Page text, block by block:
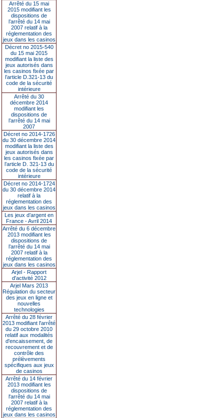
Arrêté du 15 mai
2015 modifiant les
dispositions de
l’arrêté du 14 mai
2007 relatif à la
réglementation des
jeux dans les casinos
Décret no 2015-540
du 15 mai 2015
modifiant la liste des
jeux autorisés dans
les casinos fixée par
l’article D.321-13 du
code de la sécurité
intérieure
Arrêté du 30
décembre 2014
modifiant les
dispositions de
l’arrêté du 14 mai
2007
Décret no 2014-1726
du 30 décembre 2014
modifiant la liste des
jeux autorisés dans
les casinos fixée par
l’article D. 321-13 du
code de la sécurité
intérieure
Décret no 2014-1724
du 30 décembre 2014
relatif à la
réglementation des
jeux dans les casinos
Les jeux d’argent en
France - Avril 2014
Arrêté du 6 décembre
2013 modifiant les
dispositions de
l’arrêté du 14 mai
2007 relatif à la
réglementation des
jeux dans les casinos
Arjel - Rapport
d'activité 2012
Arjel Mars 2013
Régulation du secteur
des jeux en ligne et
nouvelles
technologies
Arrêté du 28 février
2013 modifiant l'arrêté
du 29 octobre 2010
relatif aux modalités
d'encaissement, de
recouvrement et de
contrôle des
prélèvements
spécifiques aux jeux
de casinos
Arrêté du 14 février
2013 modifiant les
dispositions de
l'arrêté du 14 mai
2007 relatif à la
réglementation des
jeux dans les casinos